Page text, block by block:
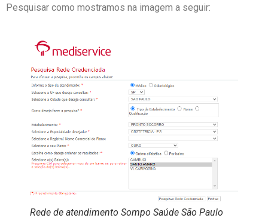
Pesquisar como mostramos na imagem a seguir:
Rede de atendimento Sompo Saúde São Paulo